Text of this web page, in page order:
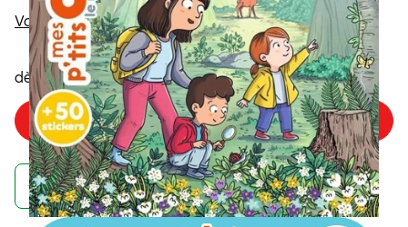
animaux et les fait aimer de mille façons !
Voir la description
dès 5,35€/numéro
Choisir mon offre
Achetez maintenant et recevez votre numéro d'août